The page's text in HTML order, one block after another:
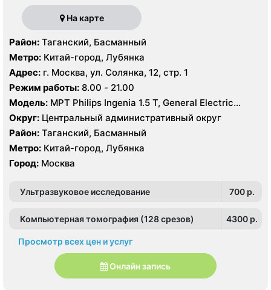
На карте
Район: Таганский, Басманный
Метро: Китай-город, Лубянка
Адрес: г. Москва, ул. Солянка, 12, стр. 1
Режим работы: 8.00 - 21.00
Модель: МРТ Philips Ingenia 1.5 Т, General Electric
Healthcare 3.0 Т, КТ Philips Ingeniuty 64 среза, GE
Revolution evo 128 срезов, УЗИ Philips iE33 X-matrix
Округ: Центральный административный округ
Район: Таганский, Басманный
Метро: Китай-город, Лубянка
Город: Москва
Ультразвуковое исследование 700 p.
Компьютерная томография (128 срезов) 4300 p.
Просмотр всех цен и услуг
Онлайн запись